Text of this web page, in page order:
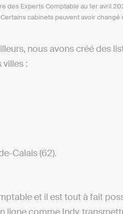
Options
des Experts Comptable au 1er avril
cabinets peuvent avoir changé
nous avons créé des
:
Calais (62).
et il est tout à fait